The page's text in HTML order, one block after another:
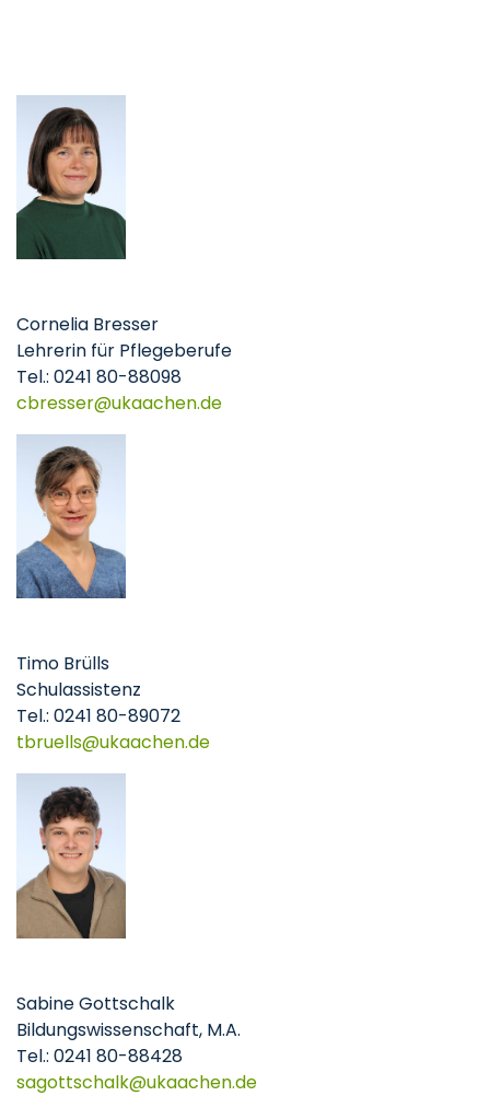
Cornelia Bresser
Lehrerin für Pflegeberufe
Tel.: 0241 80-88098
cbresser
ukaachende
Timo Brülls
Schulassistenz
Tel.: 0241 80-89072
tbruells
ukaachende
Sabine Gottschalk
Bildungswissenschaft, M.A.
Tel.: 0241 80-88428
sagottschalk
ukaachende